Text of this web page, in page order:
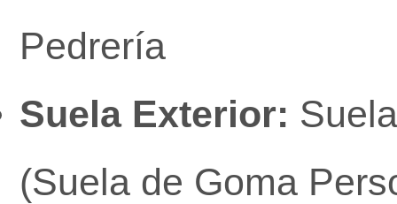
Pedrería
Suela Exterior:
(Suela de Goma